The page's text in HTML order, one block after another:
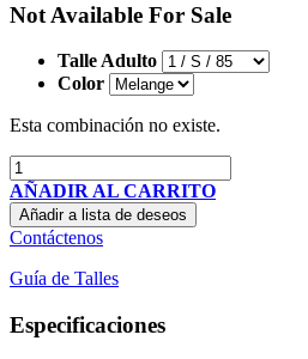
Not Available For Sale
Talle Adulto
Color
Esta combinación no existe.
AÑADIR AL CARRITO
Añadir a lista de deseos
Contáctenos
Guía de Talles
Especificaciones